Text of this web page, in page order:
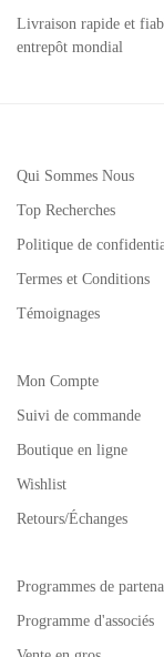
Livraison rapide et
entrepôt mondial
Qui Sommes Nous
Top Recherches
Politique de
Termes et Conditions
Témoignages
Mon Compte
Suivi de commande
Boutique en ligne
Wishlist
Retours/Échanges
Programmes de
Programme d'associés